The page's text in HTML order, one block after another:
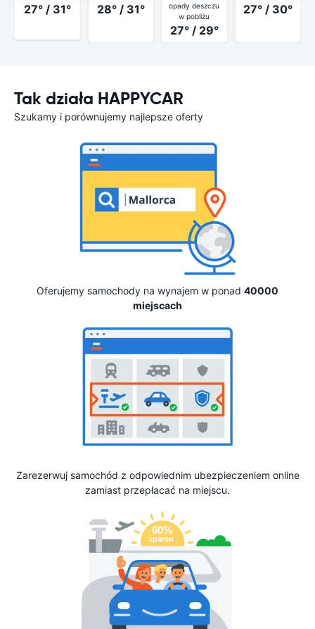
27° / 31° 28° / 31°
opady deszczu
w pobliżu
27° / 29°
27° / 30°
Tak działa HAPPYCAR
Szukamy i porównujemy najlepsze oferty
Oferujemy samochody na wynajem w ponad 40000
miejscach
Zarezerwuj samochód z odpowiednim ubezpieczeniem online
zamiast przepłacać na miejscu.